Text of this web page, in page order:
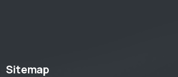
Sitemap